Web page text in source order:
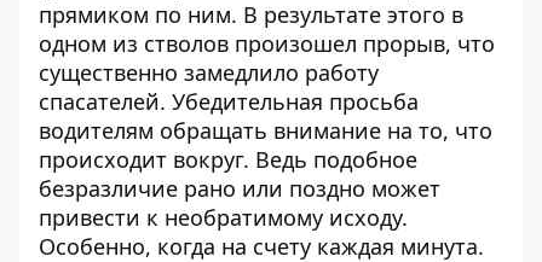
прямиком по ним. В результате этого в
одном из стволов произошел прорыв, что
существенно замедлило работу
спасателей. Убедительная просьба
водителям обращать внимание на то, что
происходит вокруг. Ведь подобное
безразличие рано или поздно может
привести к необратимому исходу.
Особенно, когда на счету каждая минута.